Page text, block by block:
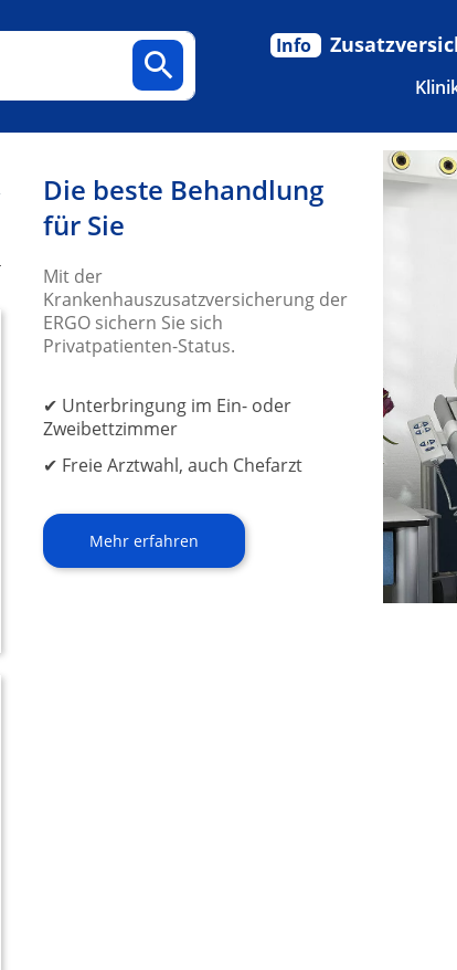
Info
Die beste Behandlung
für Sie
Mit der
Krankenhauszusatzversicherung der
ERGO sichern Sie sich
Privatpatienten-Status.
✔ Unterbringung im Ein- oder
Zweibettzimmer
✔ Freie Arztwahl, auch Chefarzt
Mehr erfahren